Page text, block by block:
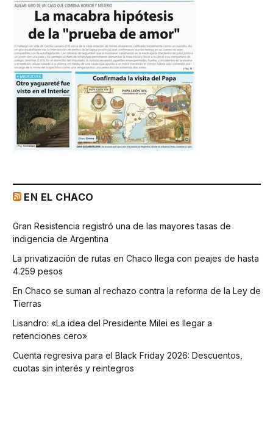
EN EL CHACO
Gran Resistencia registró una de las mayores tasas de
indigencia de Argentina
La privatización de rutas en Chaco llega con peajes de hasta
4.259 pesos
En Chaco se suman al rechazo contra la reforma de la Ley de
Tierras
Lisandro: «La idea del Presidente Milei es llegar a
retenciones cero»
Cuenta regresiva para el Black Friday 2026: Descuentos,
cuotas sin interés y reintegros